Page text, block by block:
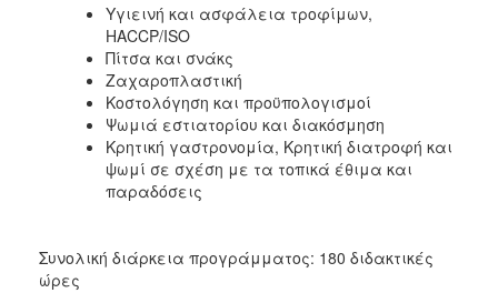
Υγιεινή και ασφάλεια τροφίμων,
HACCP/ISO
Πίτσα και σνάκς
Ζαχαροπλαστική
Κοστολόγηση και προϋπολογισμοί
Ψωμιά εστιατορίου και διακόσμηση
Κρητική γαστρονομία, Κρητική διατροφή και
ψωμί σε σχέση με τα τοπικά έθιμα και
παραδόσεις
Συνολική διάρκεια προγράμματος: 180 διδακτικές
ώρες